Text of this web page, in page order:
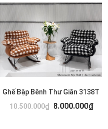
Ghế Bập Bênh Thư Giãn 3138T
10.500.000₫ 8.000.000₫